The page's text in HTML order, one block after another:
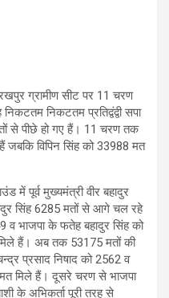
ग्रामीण सीट पर 11 चरण
निकटतम प्रतिद्वंद्वी सपा
से पीछे हो गए हैं। 11 चरण तक
जबकि विपिन सिंह को 33988 मत
में पूर्व मुख्यमंत्री वीर बहादुर
सिंह 6285 मतों से आगे चल रहे
व भाजपा के फतेह बहादुर सिंह को
हैं। अब तक 53175 मतों की
प्रसाद निषाद को 2562 व
मत मिले हैं। दूसरे चरण से भाजपा
के अभिकर्ता पूरी तरह से